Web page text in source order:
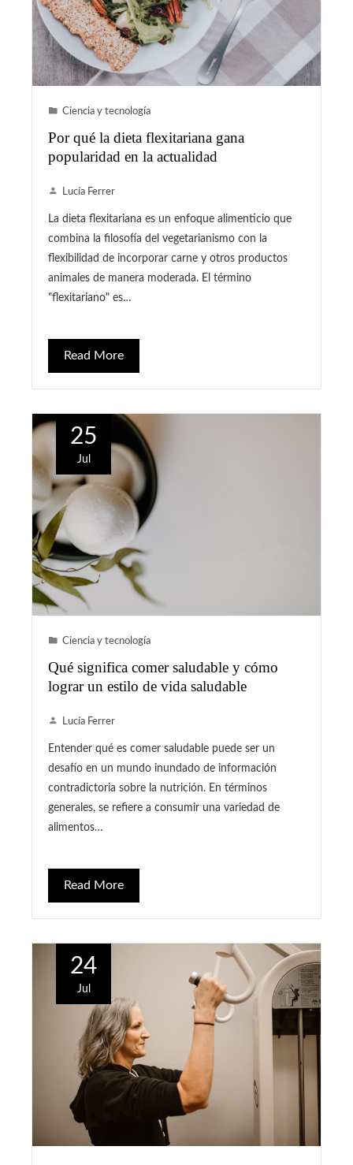
Ciencia y tecnología
Por qué la dieta flexitariana gana
popularidad en la actualidad
Lucía Ferrer
La dieta flexitariana es un enfoque alimenticio que
combina la filosofía del vegetarianismo con la
flexibilidad de incorporar carne y otros productos
animales de manera moderada. El término
"flexitariano" es…
Read More
25
Jul
Ciencia y tecnología
Qué significa comer saludable y cómo
lograr un estilo de vida saludable
Lucía Ferrer
Entender qué es comer saludable puede ser un
desafío en un mundo inundado de información
contradictoria sobre la nutrición. En términos
generales, se refiere a consumir una variedad de
alimentos…
Read More
24
Jul